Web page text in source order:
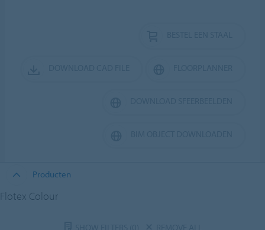
Producten
Flotex Colour